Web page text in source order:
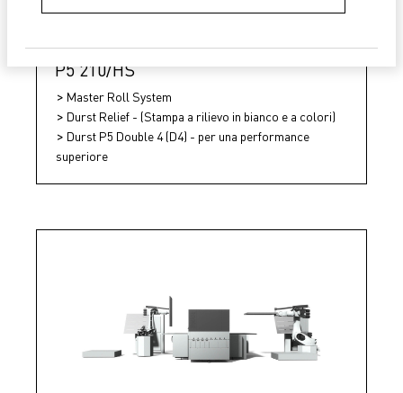
P5 210/HS
Master Roll System
Durst Relief - (Stampa a rilievo in bianco e a colori)
Durst P5 Double 4 (D4) - per una performance
superiore